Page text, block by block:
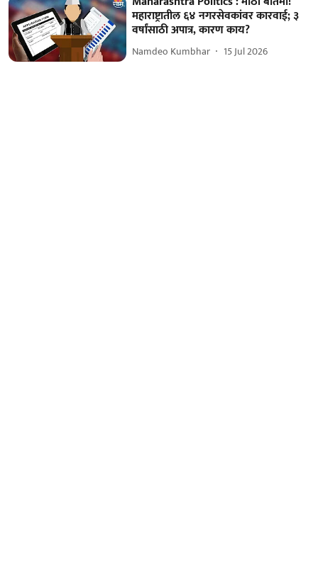
महाराष्ट्रातील ६४ नगरसेवकांवर कारवाई; ३
वर्षांसाठी अपात्र, कारण काय?
Namdeo Kumbhar 15 Jul 2026